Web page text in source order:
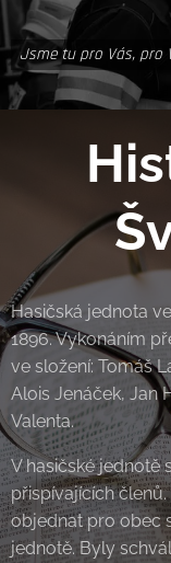
Jsme tu pro Vás, pro
Hasičská jednota
1896. Vykonáním
ve složení: Tomáš
Alois Jenáček, Jan
Valenta.
V hasičské jednotě
přispívajících
objednat pro obec
jednotě. Byly